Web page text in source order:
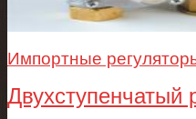
Импортные
Двухступенчатый